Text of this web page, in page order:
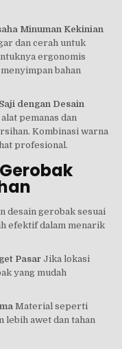
Minuman Kekinian
dan cerah untuk
ergonomis
bahan
dengan Desain
pemanas dan
Kombinasi warna
profesional.
desain gerobak sesuai
efektif dalam menarik
Pasar Jika lokasi
yang mudah
Material seperti
lebih awet dan tahan